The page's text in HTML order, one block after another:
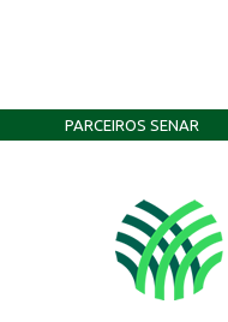
PARCEIROS SENAR